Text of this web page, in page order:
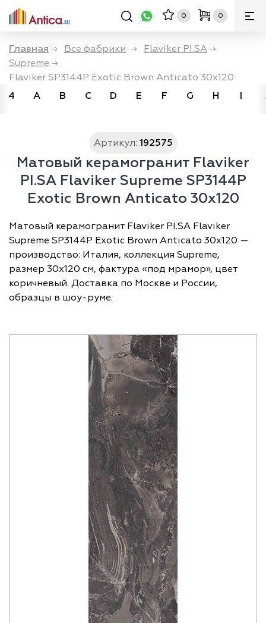
0 0
Главная → Все фабрики → Flaviker PI.SA →
Supreme →
Flaviker SP3144P Exotic Brown Anticato 30x120
4
A B C D E F G H I
Артикул: 192575
Матовый керамогранит Flaviker
PI.SA Flaviker Supreme SP3144P
Exotic Brown Anticato 30x120
Матовый керамогранит Flaviker PI.SA Flaviker
Supreme SP3144P Exotic Brown Anticato 30x120 —
производство: Италия, коллекция Supreme,
размер 30х120 см, фактура «под мрамор», цвет
коричневый. Доставка по Москве и России,
образцы в шоу-руме.